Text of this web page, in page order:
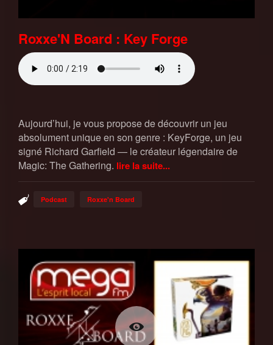
Roxxe'N Board : Key Forge
Aujourd’hui, je vous propose de découvrir un jeu
absolument unique en son genre : KeyForge, un jeu
signé Richard Garfield — le créateur légendaire de
Magic: The Gathering. lire la suite...
Podcast Roxxe'n Board